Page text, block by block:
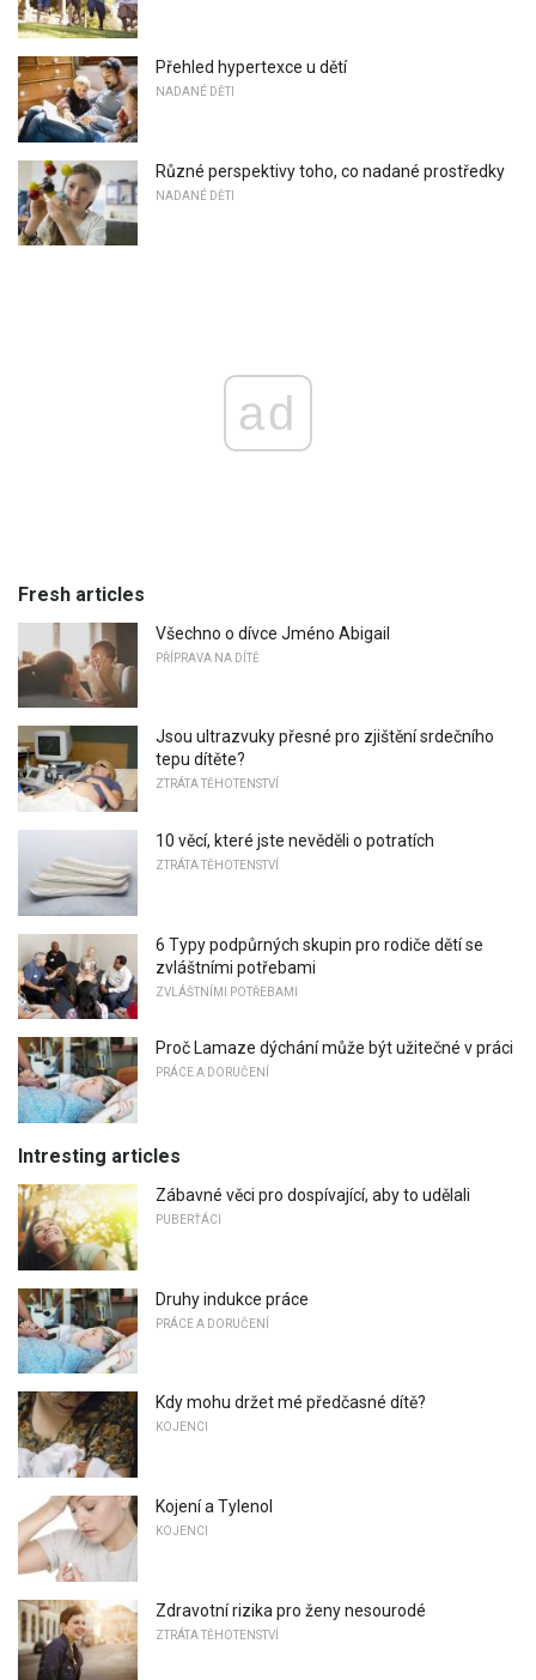
Přehled hypertexce u dětí
NADANÉ DĚTI
Různé perspektivy toho, co nadané prostředky
NADANÉ DĚTI
ad
Fresh articles
Všechno o dívce Jméno Abigail
PŘÍPRAVA NA DÍTĚ
Jsou ultrazvuky přesné pro zjištění srdečního
tepu dítěte?
ZTRÁTA TĚHOTENSTVÍ
10 věcí, které jste nevěděli o potratích
ZTRÁTA TĚHOTENSTVÍ
6 Typy podpůrných skupin pro rodiče dětí se
zvláštními potřebami
ZVLÁŠTNÍMI POTŘEBAMI
Proč Lamaze dýchání může být užitečné v práci
PRÁCE A DORUČENÍ
Intresting articles
Zábavné věci pro dospívající, aby to udělali
PUBERŤÁCI
Druhy indukce práce
PRÁCE A DORUČENÍ
Kdy mohu držet mé předčasné dítě?
KOJENCI
Kojení a Tylenol
KOJENCI
Zdravotní rizika pro ženy nesourodé
ZTRÁTA TĚHOTENSTVÍ